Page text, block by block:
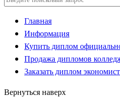
Главная
Информация
Купить диплом
Продажа дипломов
Заказать диплом
Вернуться наверх